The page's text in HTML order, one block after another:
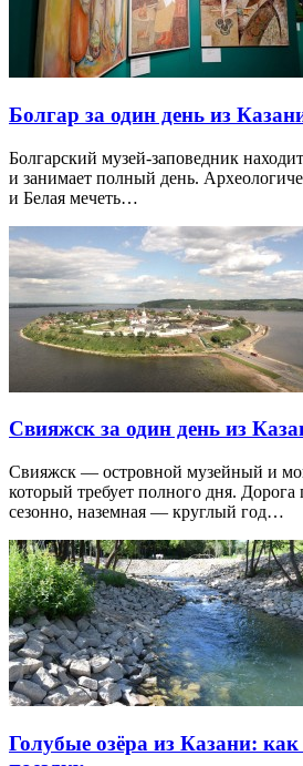
Болгар за один день из
Болгарский музей-заповедник
и занимает полный день.
и Белая мечеть…
Свияжск за один день из
Свияжск — островной музейный и
который требует полного дня. Дорога
сезонно, наземная — круглый год…
Голубые озёра из Казани: